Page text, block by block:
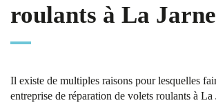
roulants à La Jarne
Il existe de multiples raisons pour lesquelles
entreprise de réparation de volets roulants à La